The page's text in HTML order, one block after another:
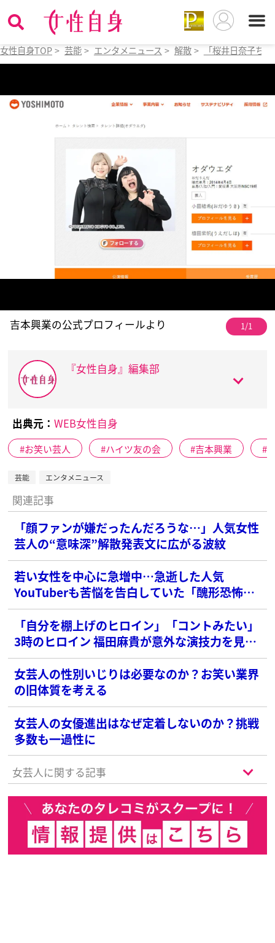
女性自身TOP > 芸能 > エンタメニュース > 解散 > 「桜井日奈子ち
吉本興業の公式プロフィールより 1/1
『女性自身』編集部
出典元： WEB女性自身
お笑い芸人 ハイツ友の会 吉本興業
芸能 エンタメニュース
関連記事
「顔ファンが嫌だったんだろうな…」人気女性
芸人の“意味深”解散発表文に広がる波紋
若い女性を中心に急増中…急逝した人気
YouTuberも苦悩を告白していた「醜形恐怖
症」とは？
「自分を棚上げのヒロイン」「コントみたい」
3時のヒロイン 福田麻貴が意外な演技力を見せ
るドラマが視聴率ワースト記録更新の危機
女芸人の性別いじりは必要なのか？お笑い業界
の旧体質を考える
女芸人の女優進出はなぜ定着しないのか？挑戦
多数も一過性に
女芸人に関する記事